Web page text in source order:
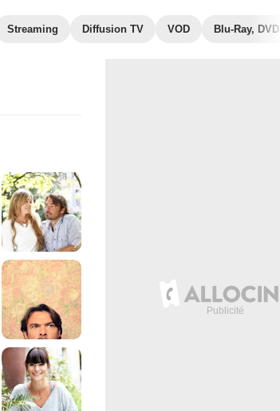
Streaming Diffusion TV VOD Blu-Ray, DVD